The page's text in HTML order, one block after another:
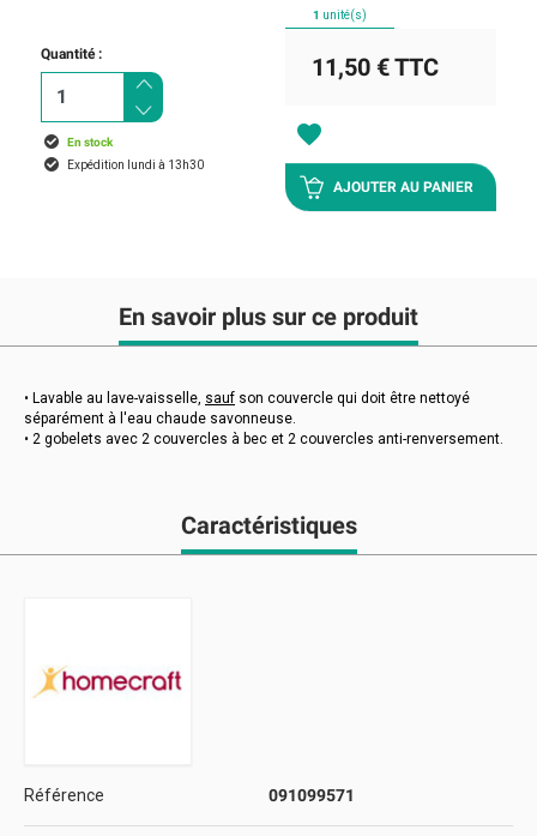
Quantité :
En stock
Expédition lundi à 13h30
1 unité(s)
11,50 €TTC
favorite
AJOUTER AU PANIER
En savoir plus sur ce produit
• Lavable au lave-vaisselle, sauf son couvercle qui doit être nettoyé
séparément à l'eau chaude savonneuse.
• 2 gobelets avec 2 couvercles à bec et 2 couvercles anti-renversement.
Caractéristiques
Référence 091099571